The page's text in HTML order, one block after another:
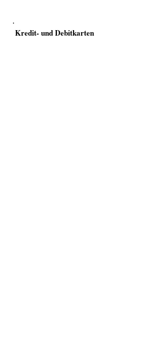
Kredit- und Debitkarten